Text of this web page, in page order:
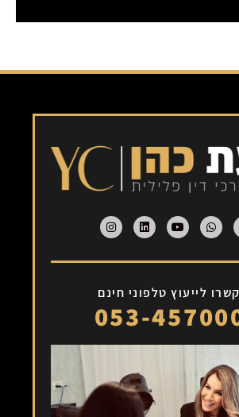
לייעוץ טלפוני חינם
053-